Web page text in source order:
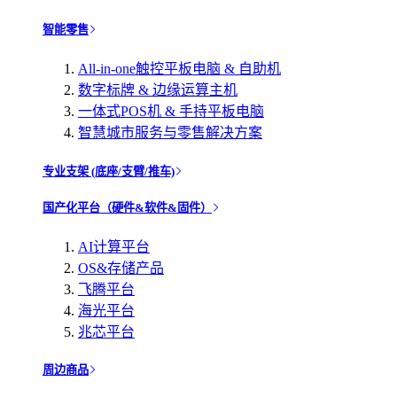
智能零售
All-in-one触控平板电脑 & 自助机
数字标牌 & 边缘运算主机
一体式POS机 & 手持平板电脑
智慧城市服务与零售解决方案
专业支架 (底座/支臂/推车)
国产化平台（硬件&软件&固件）
AI计算平台
OS&存储产品
飞腾平台
海光平台
兆芯平台
周边商品